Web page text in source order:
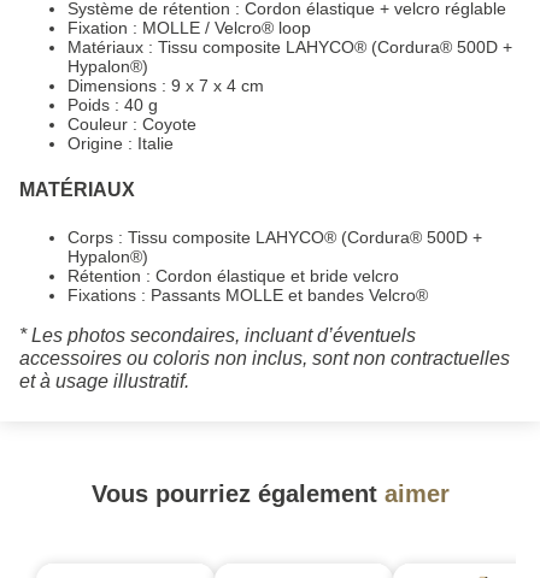
Système de rétention : Cordon élastique + velcro réglable
Fixation : MOLLE / Velcro® loop
Matériaux : Tissu composite LAHYCO® (Cordura® 500D +
Hypalon®)
Dimensions : 9 x 7 x 4 cm
Poids : 40 g
Couleur : Coyote
Origine : Italie
MATÉRIAUX
Corps : Tissu composite LAHYCO® (Cordura® 500D +
Hypalon®)
Rétention : Cordon élastique et bride velcro
Fixations : Passants MOLLE et bandes Velcro®
* Les photos secondaires, incluant d’éventuels
accessoires ou coloris non inclus, sont non contractuelles
et à usage illustratif.
Vous pourriez également aimer